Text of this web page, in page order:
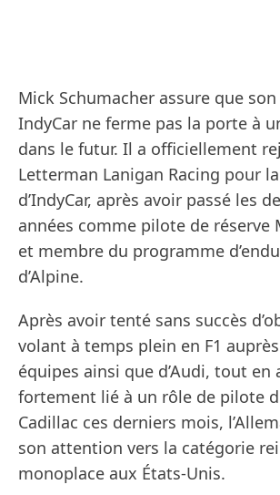
Mick Schumacher assure que
IndyCar ne ferme pas la porte à
dans le futur. Il a officiellement
Letterman Lanigan Racing pour
d’IndyCar, après avoir passé les
années comme pilote de réserve
et membre du programme
d’Alpine.
Après avoir tenté sans succès
volant à temps plein en F1
équipes ainsi que d’Audi, tout en
fortement lié à un rôle de pilote
Cadillac ces derniers mois,
son attention vers la catégorie
monoplace aux États-Unis.